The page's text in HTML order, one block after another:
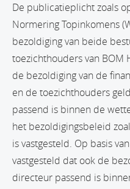
De publicatieplicht zoals
Normering Topinkomens
bezoldiging van beide
toezichthouders van BOM
de bezoldiging van de
en de toezichthouders
passend is binnen de
het bezoldigingsbeleid
is vastgesteld. Op basis
vastgesteld dat ook de
directeur passend is